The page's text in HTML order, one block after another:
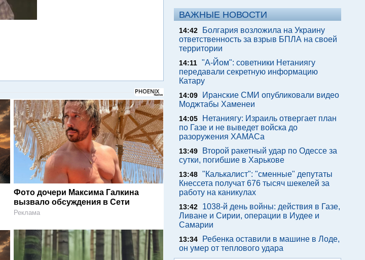
Фото дочери Максима Галкина
вызвало обсуждения в Сети
Реклама
ВАЖНЫЕ НОВОСТИ
14:42
Болгария возложила на Украину
ответственность за взрыв БПЛА на своей
территории
14:11 "А-Йом": советники Нетаниягу
передавали секретную информацию
Катару
14:09
Иранские СМИ опубликовали видео
Моджтабы Хаменеи
14:05
Нетаниягу: Израиль отвергает план
по Газе и не выведет войска до
разоружения ХАМАСа
13:49
Второй ракетный удар по Одессе за
сутки, погибшие в Харькове
13:48 "Калькалист": "сменные" депутаты
Кнессета получат 676 тысяч шекелей за
работу на каникулах
13:42
1038-й день войны: действия в Газе,
Ливане и Сирии, операции в Иудее и
Самарии
13:34
Ребенка оставили в машине в Лоде,
он умер от теплового удара